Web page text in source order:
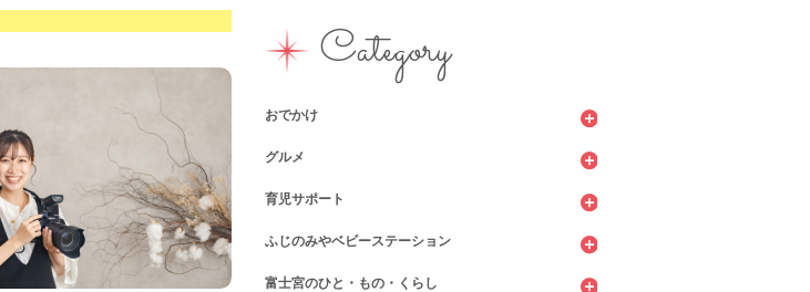
Category
おでかけ
観光
ショッピング
図書館
公園
グルメ
カフェ・レストラン
パン
スウィーツ
育児サポート
子育てサロン
支援センター
ふじのみやベビーステーション
コンビニ
富士宮のひと・もの・くらし